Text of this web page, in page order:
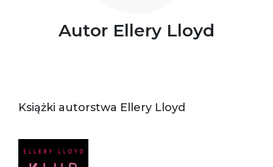
Autor Ellery Lloyd
Książki autorstwa Ellery Lloyd